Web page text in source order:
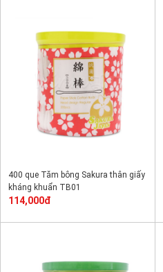
400 que Tăm bông Sakura thân giấy
kháng khuẩn TB01
114,000đ